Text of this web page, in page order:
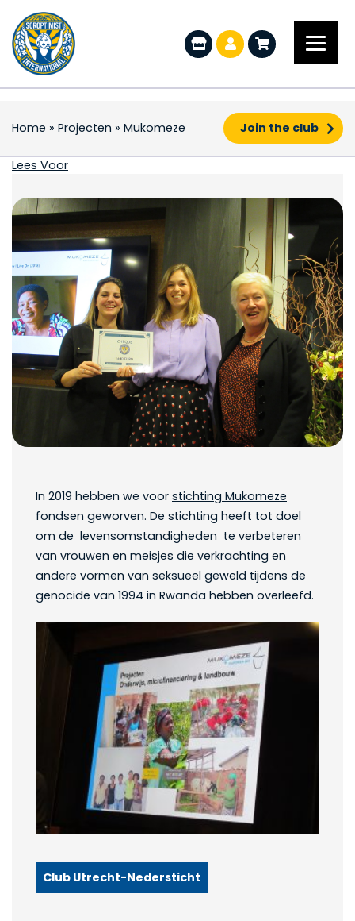
Home » Projecten » Mukomeze Join the club
Mukomeze
Lees Voor
In 2019 hebben we voor stichting Mukomeze
fondsen geworven. De stichting heeft tot doel
om de levensomstandigheden te verbeteren
van vrouwen en meisjes die verkrachting en
andere vormen van seksueel geweld tijdens de
genocide van 1994 in Rwanda hebben overleefd.
Club Utrecht-Nedersticht